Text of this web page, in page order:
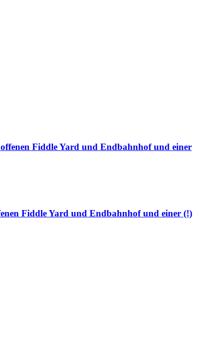
Fiddle Yard und Endbahnhof und einer
Fiddle Yard und Endbahnhof und einer (!)